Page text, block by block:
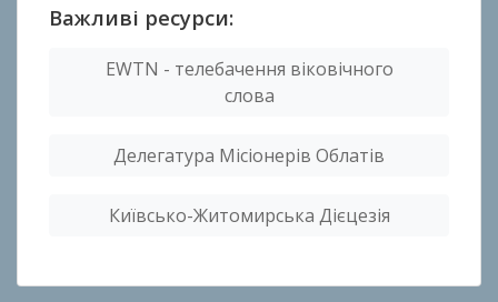
Важливі ресурси:
EWTN - телебачення віковічного
слова
Делегатура Місіонерів Облатів
Київсько-Житомирська Дієцезія